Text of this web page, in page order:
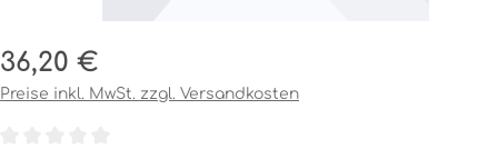
Regulärer Preis:
36,20 €
Preise inkl. MwSt. zzgl. Versandkosten